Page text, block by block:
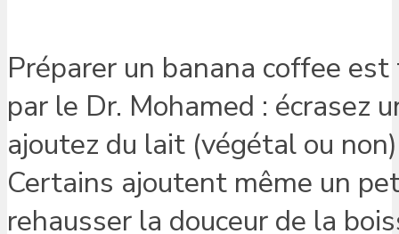
Préparer un banana coffee
par le Dr. Mohamed : écrasez
ajoutez du lait (végétal ou
Certains ajoutent même un
rehausser la douceur de la